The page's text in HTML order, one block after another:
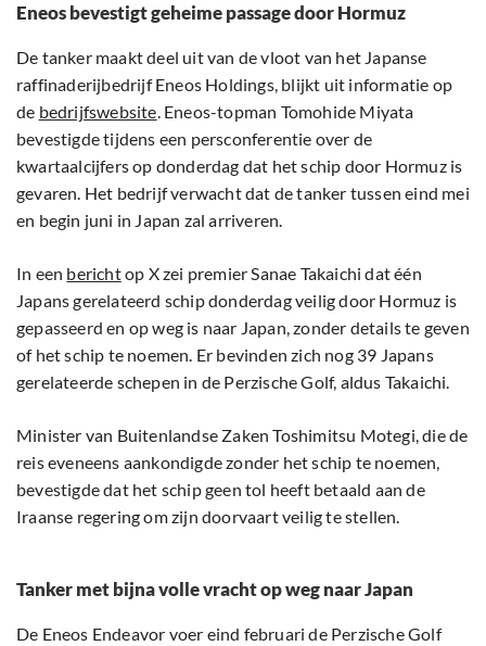
Eneos bevestigt geheime passage door Hormuz
De tanker maakt deel uit van de vloot van het Japanse
raffinaderijbedrijf Eneos Holdings, blijkt uit informatie op
de bedrijfswebsite. Eneos-topman Tomohide Miyata
bevestigde tijdens een persconferentie over de
kwartaalcijfers op donderdag dat het schip door Hormuz is
gevaren. Het bedrijf verwacht dat de tanker tussen eind mei
en begin juni in Japan zal arriveren.
In een berichtop X zei premier Sanae Takaichi dat één
Japans gerelateerd schip donderdag veilig door Hormuz is
gepasseerd en op weg is naar Japan, zonder details te geven
of het schip te noemen. Er bevinden zich nog 39 Japans
gerelateerde schepen in de Perzische Golf, aldus Takaichi.
Minister van Buitenlandse Zaken Toshimitsu Motegi, die de
reis eveneens aankondigde zonder het schip te noemen,
bevestigde dat het schip geen tol heeft betaald aan de
Iraanse regering om zijn doorvaart veilig te stellen.
Tanker met bijna volle vracht op weg naar Japan
De Eneos Endeavor voer eind februari de Perzische Golf